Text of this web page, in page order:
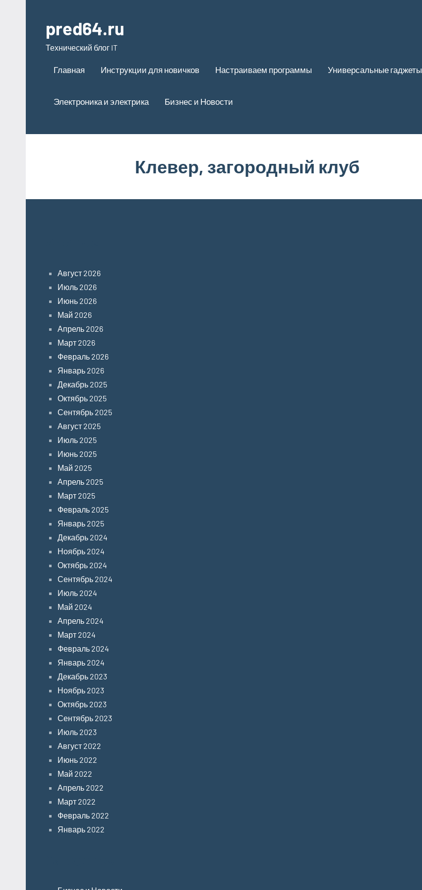
содержимому
pred64.ru
Технический блог IT
Главная Инструкции для новичков Настраиваем программы Универсальные гаджеты
Электроника и электрика Бизнес и Новости
Клевер, загородный клуб
Август 2026
Июль 2026
Июнь 2026
Май 2026
Апрель 2026
Март 2026
Февраль 2026
Январь 2026
Декабрь 2025
Октябрь 2025
Сентябрь 2025
Август 2025
Июль 2025
Июнь 2025
Май 2025
Апрель 2025
Март 2025
Февраль 2025
Январь 2025
Декабрь 2024
Ноябрь 2024
Октябрь 2024
Сентябрь 2024
Июль 2024
Май 2024
Апрель 2024
Март 2024
Февраль 2024
Январь 2024
Декабрь 2023
Ноябрь 2023
Октябрь 2023
Сентябрь 2023
Июль 2023
Август 2022
Июнь 2022
Май 2022
Апрель 2022
Март 2022
Февраль 2022
Январь 2022